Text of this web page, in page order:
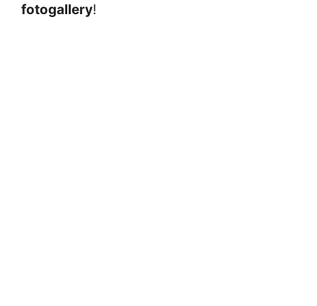
fotogallery!